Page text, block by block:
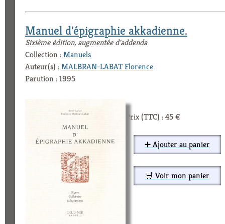
Manuel d'épigraphie akkadienne.
Sixième édition, augmentée d'addenda
Collection :Manuels
Auteur(s) :MALBRAN-LABAT Florence
Parution : 1995
Prix (TTC) : 45 €
➕ Ajouter au panier
🛒 Voir mon panier